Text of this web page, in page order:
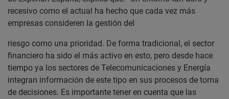
recesivo como el actual ha hecho que cada vez más
empresas consideren la gestión del
riesgo como una prioridad. De forma tradicional, el sector
financiero ha sido el más activo en esto, pero desde hace
tiempo ya los sectores de Telecomunicaciones y Energía
integran información de este tipo en sus procesos de toma
de decisiones. Es importante tener en cuenta que las